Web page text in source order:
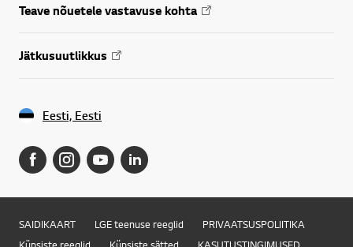
Teave nõuetele vastavuse kohta
Jätkusuutlikkus
Eesti, Eesti
SAIDIKAART LGE teenuse reeglid
PRIVAATSUSPOLIITIKA